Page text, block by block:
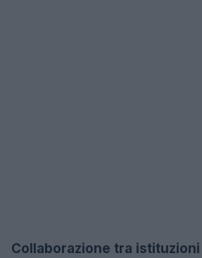
Collaborazione tra istituzioni